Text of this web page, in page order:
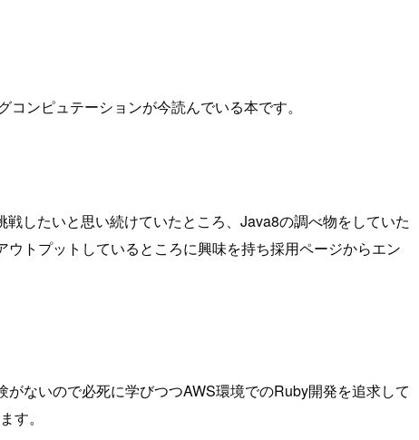
ンピュテーションが今読んでいる本です。
したいと思い続けていたところ、Java8の調べ物をしていた
トプットしているところに興味を持ち採用ページからエン
ないので必死に学びつつAWS環境でのRuby開発を追求して
す。